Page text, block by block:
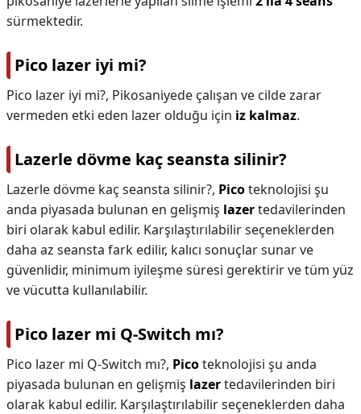
sürmektedir.
Pico lazer iyi mi?
Pico lazer iyi mi?, Pikosaniyede çalışan ve cilde zarar
vermeden etki eden lazer olduğu için iz kalmaz.
Lazerle dövme kaç seansta silinir?
Lazerle dövme kaç seansta silinir?, Picoteknolojisi şu
anda piyasada bulunan en gelişmiş lazertedavilerinden
biri olarak kabul edilir. Karşılaştırılabilir seçeneklerden
daha az seansta fark edilir, kalıcı sonuçlar sunar ve
güvenlidir, minimum iyileşme süresi gerektirir ve tüm yüz
ve vücutta kullanılabilir.
Pico lazer mi Q-Switch mı?
Pico lazer mi Q-Switch mı?, Picoteknolojisi şu anda
piyasada bulunan en gelişmiş lazertedavilerinden biri
olarak kabul edilir. Karşılaştırılabilir seçeneklerden daha